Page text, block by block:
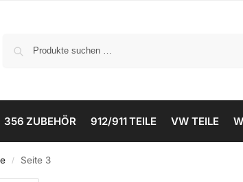
356 ZUBEHÖR 912/911 TEILE VW TEILE
/ Seite 3